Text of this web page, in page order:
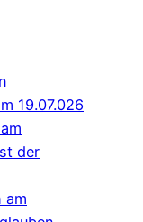
19.07.026
der
am